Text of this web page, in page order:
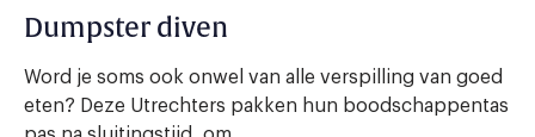
Dumpster diven
Word je soms ook onwel van alle verspilling van goed
eten? Deze Utrechters pakken hun boodschappentas